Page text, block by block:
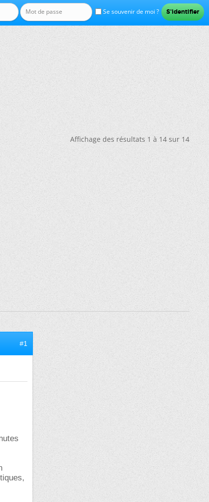
Se souvenir de moi ?
Affichage des résultats 1 à 14 sur 14
#1